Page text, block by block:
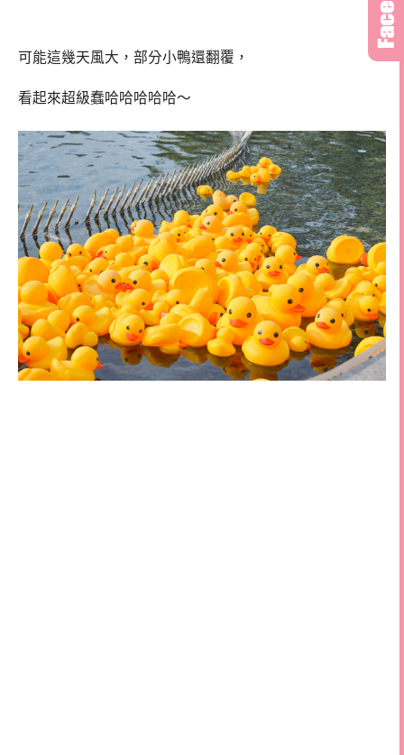
可能這幾天風大，部分小鴨還翻覆，
看起來超級蠢哈哈哈哈哈～